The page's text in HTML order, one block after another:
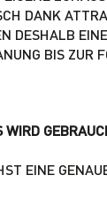
DANK
EINE
BIS ZUR
WIRD
EINE